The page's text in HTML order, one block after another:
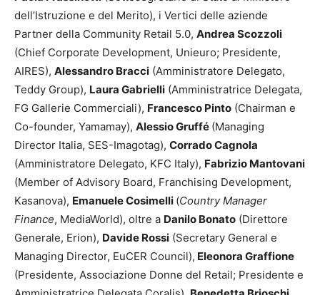
dell’Istruzione e del Merito), i Vertici delle aziende
Partner della Community Retail 5.0, Andrea Scozzoli
(Chief Corporate Development, Unieuro; Presidente,
AIRES), Alessandro Bracci (Amministratore Delegato,
Teddy Group), Laura Gabrielli (Amministratrice Delegata,
FG Gallerie Commerciali), Francesco Pinto (Chairman e
Co-founder, Yamamay), Alessio Gruffé (Managing
Director Italia, SES-Imagotag), Corrado Cagnola
(Amministratore Delegato, KFC Italy), Fabrizio Mantovani
(Member of Advisory Board, Franchising Development,
Kasanova), Emanuele Cosimelli (Country Manager
Finance, MediaWorld), oltre a Danilo Bonato (Direttore
Generale, Erion), Davide Rossi (Secretary General e
Managing Director, EuCER Council), Eleonora Graffione
(Presidente, Associazione Donne del Retail; Presidente e